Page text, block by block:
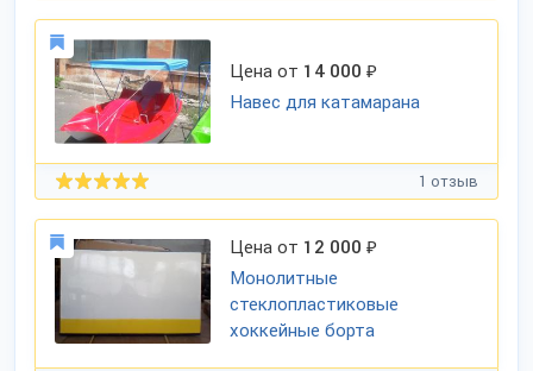
Цена от 14 000 ₽
Навес для катамарана
1 отзыв
Цена от 12 000 ₽
Монолитные
стеклопластиковые
хоккейные борта